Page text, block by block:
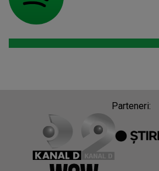
Parteneri: